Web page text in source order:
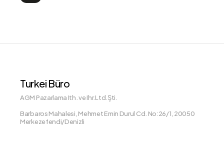
Turkei Büro
AGM Pazarlama Ith. ve Ihr.Ltd.Şti.
Barbaros Mahalesi, Mehmet Emin Durul Cd. No:26/1, 20050
Merkezefendi/Denizli